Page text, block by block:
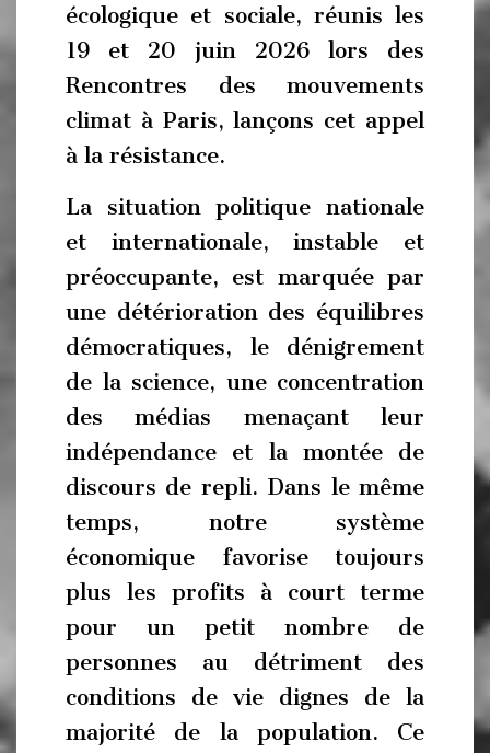
écologique et sociale, réunis les
19 et 20 juin 2026 lors des
Rencontres des mouvements
climat à Paris, lançons cet appel
à la résistance.
La situation politique nationale
et internationale, instable et
préoccupante, est marquée par
une détérioration des équilibres
démocratiques, le dénigrement
de la science, une concentration
des médias menaçant leur
indépendance et la montée de
discours de repli. Dans le même
temps, notre système
économique favorise toujours
plus les profits à court terme
pour un petit nombre de
personnes au détriment des
conditions de vie dignes de la
majorité de la population. Ce